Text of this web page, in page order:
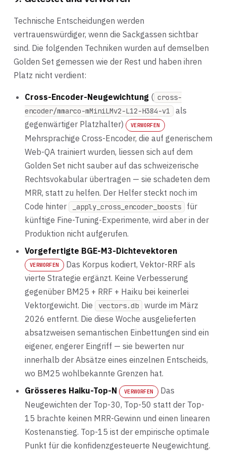
Technische Entscheidungen werden
vertrauenswürdiger, wenn die Sackgassen sichtbar
sind. Die folgenden Techniken wurden auf demselben
Golden Set gemessen wie der Rest und haben ihren
Platz nicht verdient:
Cross-Encoder-Neugewichtung( cross-
encoder/mmarco-mMiniLMv2-L12-H384-v1
als
gegenwärtiger Platzhalter)
VERWORFEN
Mehrsprachige Cross-Encoder, die auf generischem
Web-QA trainiert wurden, liessen sich auf dem
Golden Set nicht sauber auf das schweizerische
Rechtsvokabular übertragen — sie schadeten dem
MRR, statt zu helfen. Der Helfer steckt noch im
Code hinter
_apply_cross_encoder_boosts für
künftige Fine-Tuning-Experimente, wird aber in der
Produktion nicht aufgerufen.
Vorgefertigte BGE-M3-Dichtevektoren
VERWORFEN
Das Korpus kodiert, Vektor-RRF als
vierte Strategie ergänzt. Keine Verbesserung
gegenüber BM25 + RRF + Haiku bei keinerlei
Vektorgewicht. Die
vectors.db
wurde im März
2026 entfernt. Die diese Woche ausgelieferten
absatzweisen semantischen Einbettungen sind ein
eigener, engerer Eingriff — sie bewerten nur
innerhalb der Absätze eines einzelnen Entscheids,
wo BM25 wohlbekannte Grenzen hat.
Grösseres Haiku-Top-N
VERWORFEN
Das
Neugewichten der Top-30, Top-50 statt der Top-
15 brachte keinen MRR-Gewinn und einen linearen
Kostenanstieg. Top-15 ist der empirische optimale
Punkt für die konfidenzgesteuerte Neugewichtung.